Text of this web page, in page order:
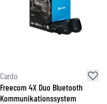
Cardo
Freecom 4X Duo Bluetooth
Kommunikationssystem